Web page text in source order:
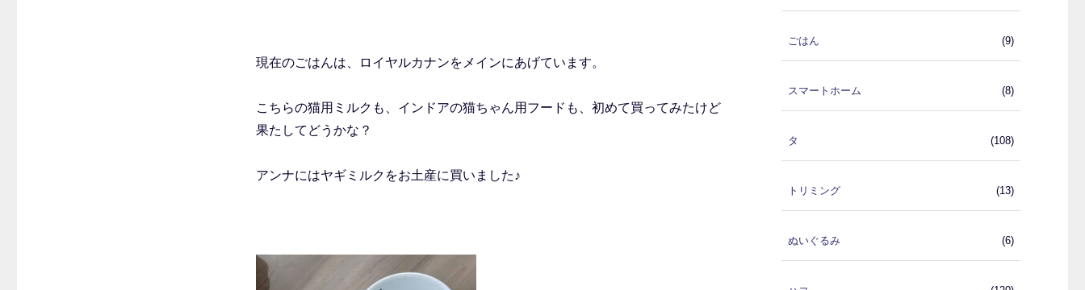
現在のごはんは、ロイヤルカナンをメインにあげています。
こちらの猫用ミルクも、インドアの猫ちゃん用フードも、初めて買ってみたけど
果たしてどうかな？
アンナにはヤギミルクをお土産に買いました♪
ごはん (9)
スマートホーム (8)
タ (108)
トリミング (13)
ぬいぐるみ (6)